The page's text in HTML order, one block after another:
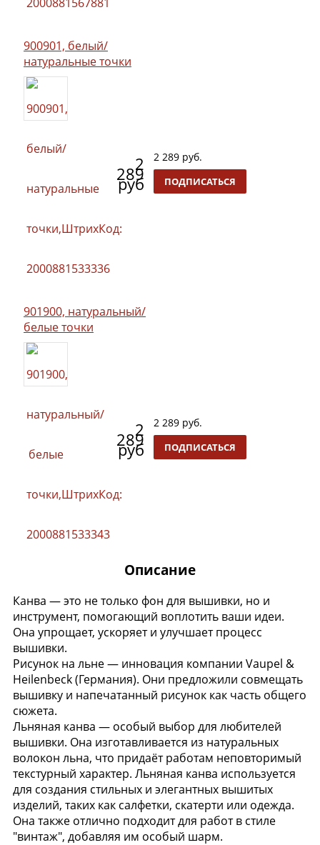
900901, белый/
натуральные точки
2
289
руб
2 289 руб.
ПОДПИСАТЬСЯ
901900, натуральный/
белые точки
2
289
руб
2 289 руб.
ПОДПИСАТЬСЯ
Описание
Канва — это не только фон для вышивки, но и
инструмент, помогающий воплотить ваши идеи.
Она упрощает, ускоряет и улучшает процесс
вышивки.
Рисунок на льне — инновация компании Vaupel &
Heilenbeck (Германия). Они предложили совмещать
вышивку и напечатанный рисунок как часть общего
сюжета.
Льняная канва — особый выбор для любителей
вышивки. Она изготавливается из натуральных
волокон льна, что придаёт работам неповторимый
текстурный характер. Льняная канва используется
для создания стильных и элегантных вышитых
изделий, таких как салфетки, скатерти или одежда.
Она также отлично подходит для работ в стиле
"винтаж", добавляя им особый шарм.